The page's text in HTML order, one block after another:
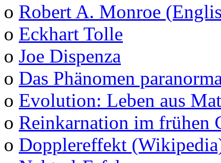
o Robert A. Monroe
o Eckhart Tolle
o Joe Dispenza
o Das Phänomen
o Evolution: Leben aus
o Reinkarnation im frühen
o Dopplereffekt